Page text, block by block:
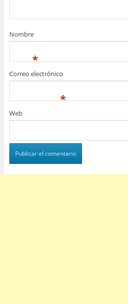
Nombre
*
Correo electrónico
*
Web